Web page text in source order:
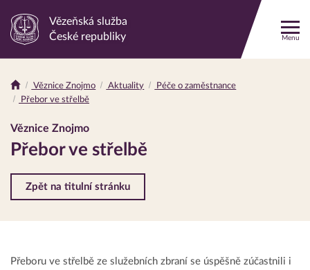
Odkaz
stránku
Vězeňská služba
České republiky
Menu
Drobečková
Věznice Znojmo Aktuality
Péče o zaměstnance
Přebor ve střelbě
Věznice Znojmo
Přebor ve střelbě
Zpět na titulní stránku
Přeboru ve střelbě ze služebních zbraní se úspěšně zúčastnili i